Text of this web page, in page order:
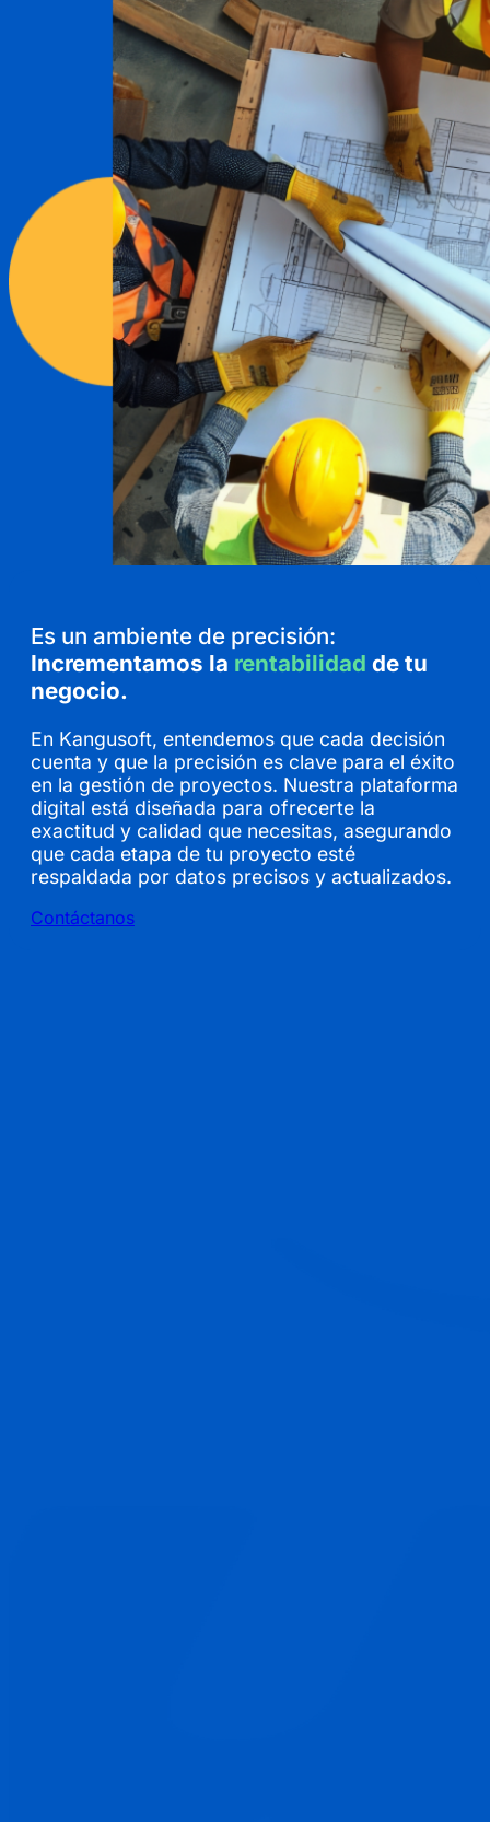
Es un ambiente de precisión:
Incrementamos la rentabilidad de tu
negocio.
En Kangusoft, entendemos que cada decisión
cuenta y que la precisión es clave para el éxito
en la gestión de proyectos. Nuestra plataforma
digital está diseñada para ofrecerte la
exactitud y calidad que necesitas, asegurando
que cada etapa de tu proyecto esté
respaldada por datos precisos y actualizados.
Contáctanos